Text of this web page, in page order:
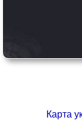
Карта